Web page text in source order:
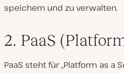
speichern und zu verwalten.
2. PaaS
PaaS steht für „Platform as a